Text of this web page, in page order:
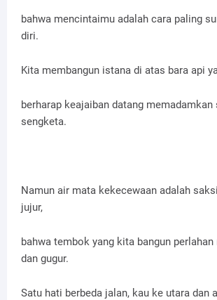
bahwa mencintaimu adalah cara paling
diri.
Kita membangun istana di atas bara api
berharap keajaiban datang memadamkan
sengketa.
Namun air mata kekecewaan adalah
jujur,
bahwa tembok yang kita bangun
dan gugur.
Satu hati berbeda jalan, kau ke utara dan